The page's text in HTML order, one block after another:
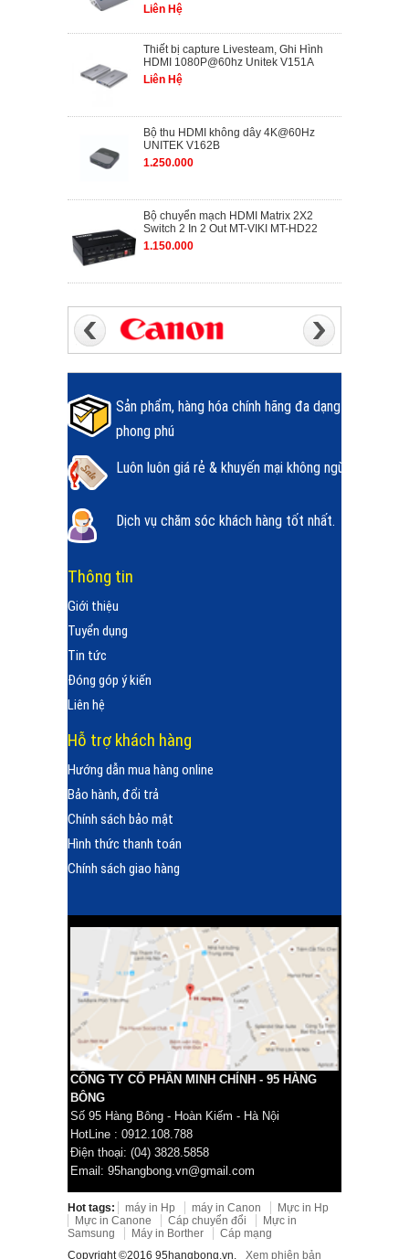
Liên Hệ
Thiết bị capture Livesteam, Ghi Hình
HDMI 1080P@60hz Unitek V151A
Liên Hệ
Bộ thu HDMI không dây 4K@60Hz
UNITEK V162B
1.250.000
Bộ chuyển mạch HDMI Matrix 2X2
Switch 2 In 2 Out MT-VIKI MT-HD22
1.150.000
Sản phẩm, hàng hóa chính hãng đa dạng
phong phú
Luôn luôn giá rẻ & khuyến mại không ngừng.
Dịch vụ chăm sóc khách hàng tốt nhất.
Thông tin
Giới thiệu
Tuyển dụng
Tin tức
Đóng góp ý kiến
Liên hệ
Hỗ trợ khách hàng
Hướng dẫn mua hàng online
Bảo hành, đổi trả
Chính sách bảo mật
Hình thức thanh toán
Chính sách giao hàng
CÔNG TY CỔ PHẦN MINH CHÍNH - 95 HÀNG
BÔNG
Số 95 Hàng Bông - Hoàn Kiếm - Hà Nội
HotLine : 0912.108.788
Điện thoại: (04) 3828.5858
Email: 95hangbong.vn@gmail.com
Hot tags: máy in Hp máy in Canon
Mực in Hp
Mực in Canone
Cáp chuyển đổi
Mực in
Samsung
Máy in Borther
Cáp mạng
Copyright ©2016 95hangbong.vn.
Xem phiên bản